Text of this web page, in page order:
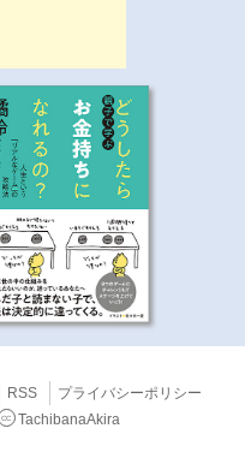
RSS
プライバシーポリシー
CC TachibanaAkira